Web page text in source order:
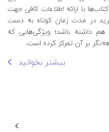
با ارائه اطلاعات کافی جهت
در مدت زمان کوتاه به دست
داشته باشد؛ ویژگی‌هایی که
بر آن تمرکز کرده است.
بیشتر بخوانید